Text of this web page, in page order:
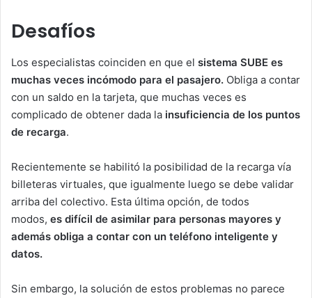
Desafíos
Los especialistas coinciden en que el sistema SUBE es
muchas veces incómodo para el pasajero. Obliga a contar
con un saldo en la tarjeta, que muchas veces es
complicado de obtener dada la insuficiencia de los puntos
de recarga.
Recientemente se habilitó la posibilidad de la recarga vía
billeteras virtuales, que igualmente luego se debe validar
arriba del colectivo. Esta última opción, de todos
modos, es difícil de asimilar para personas mayores y
además obliga a contar con un teléfono inteligente y
datos.
Sin embargo, la solución de estos problemas no parece